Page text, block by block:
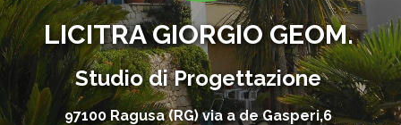
LICITRA GIORGIO GEOM.
Studio di Progettazione
97100 Ragusa(RG)via a de Gasperi,6